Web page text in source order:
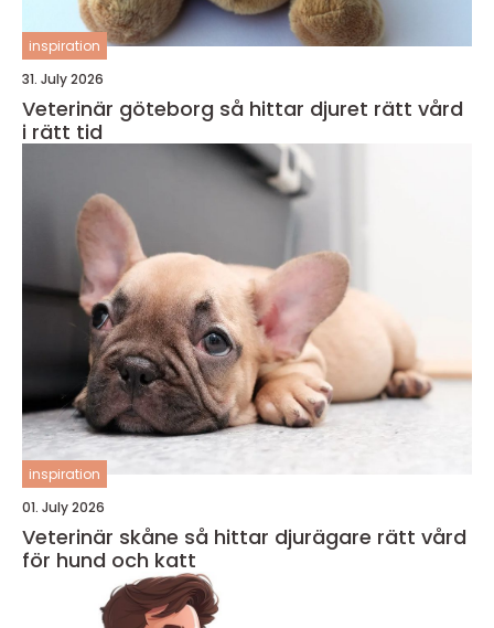
inspiration
31. July 2026
Veterinär göteborg så hittar djuret rätt vård
i rätt tid
inspiration
01. July 2026
Veterinär skåne så hittar djurägare rätt vård
för hund och katt